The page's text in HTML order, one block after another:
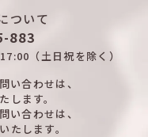
ついて
883
（土日祝を除く）
い合わせは、
します。
い合わせは、
たします。